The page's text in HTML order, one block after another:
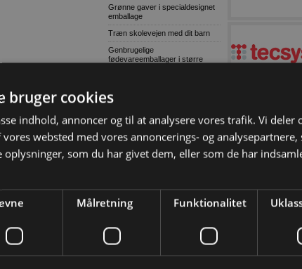
Grønne gaver i specialdesignet
emballage
Træn skolevejen med dit barn
Genbrugelige
fødevareemballager i større
skab tryggere trafik ved skolen
største
Ni ud af ti virksomheder oplever
komplekse cybertrusler
Danske soldater har arbejdet på
Ulovligt gør-det-selv kan få
alvorlige konsekvenser
Wammen vasker hænder i den
bruger cookies
indhold, annoncer og til at analysere vores trafik. Vi deler
websted med vores annoncerings- og analysepartnere,
som du har givet dem, eller som de har
Målretning Funktionalitet